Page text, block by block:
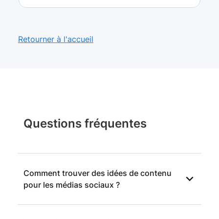
Retourner à l'accueil
Questions fréquentes
Comment trouver des idées de contenu
pour les médias sociaux ?